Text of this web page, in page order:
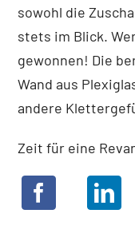
sowohl die
stets im Blick.
gewonnen! Die
Wand aus
andere
Zeit für eine